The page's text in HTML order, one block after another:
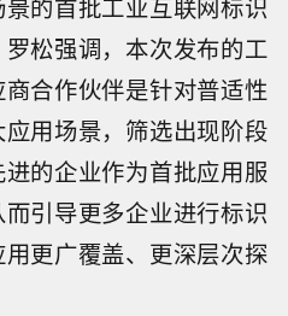
的首批工业互联网标识
松强调，本次发布的工
合作伙伴是针对普适性
用场景，筛选出现阶段
的企业作为首批应用服
引导更多企业进行标识
更广覆盖、更深层次探